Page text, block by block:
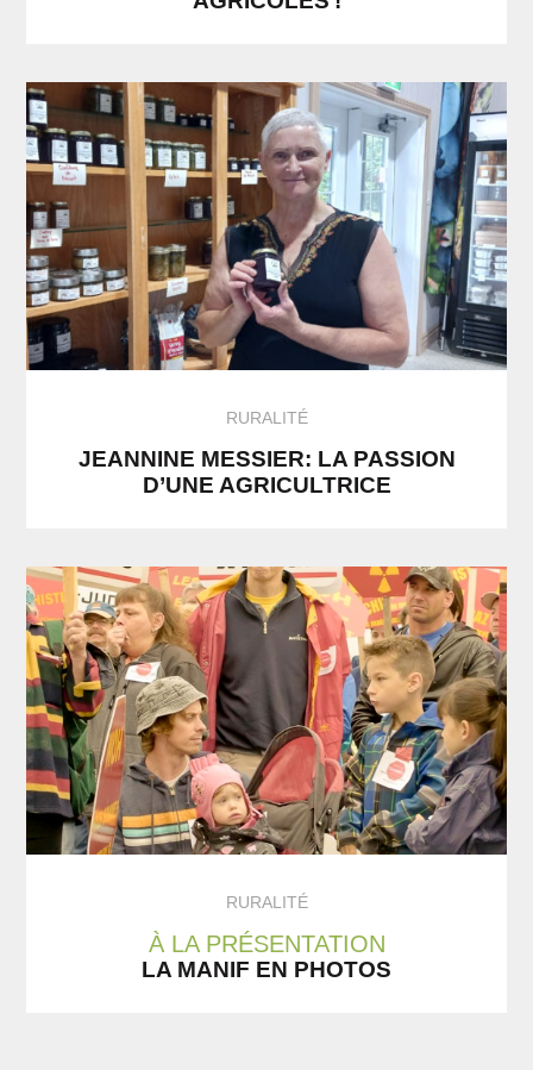
RURALITÉ
JEANNINE MESSIER: LA PASSION
D’UNE AGRICULTRICE
RURALITÉ
À LA PRÉSENTATION
LA MANIF EN PHOTOS